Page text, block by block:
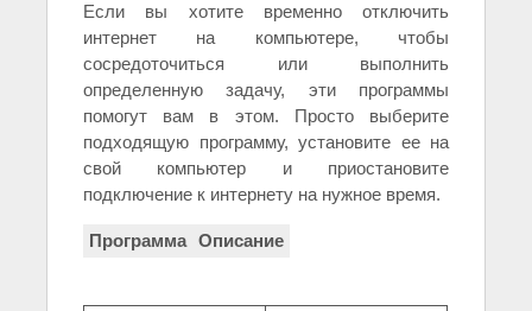
Если вы хотите временно отключить
интернет на компьютере, чтобы
сосредоточиться или выполнить
определенную задачу, эти программы
помогут вам в этом. Просто выберите
подходящую программу, установите ее на
свой компьютер и приостановите
подключение к интернету на нужное время.
Программа Описание